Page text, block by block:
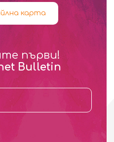
карта
първи!
Bulletin